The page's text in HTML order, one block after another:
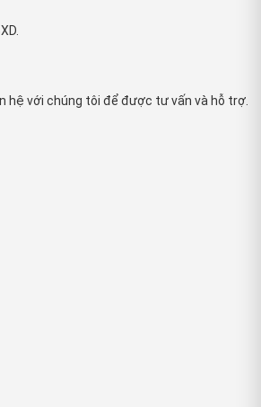
hệ với chúng tôi để được tư vấn và hỗ trợ.